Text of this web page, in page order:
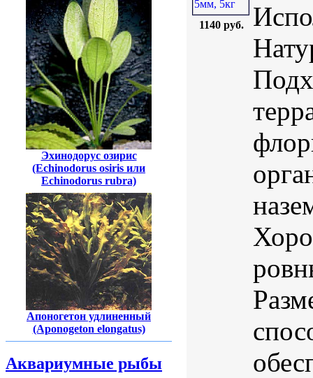
Эхинодорус озирис
(Echinodorus osiris или
Echinodorus rubra)
Апоногетон удлиненный
(Aponogeton elongatus)
Аквариумные рыбы
1140 руб.